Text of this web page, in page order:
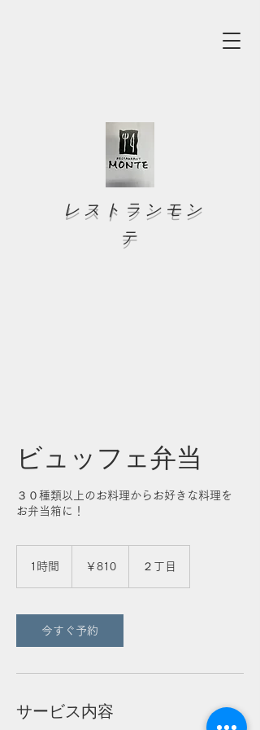
レストランモン
テ
ビュッフェ弁当
３０種類以上のお料理からお好きな料理を
お弁当箱に！
1時間 ￥810 ２丁目
今すぐ予約
サービス内容